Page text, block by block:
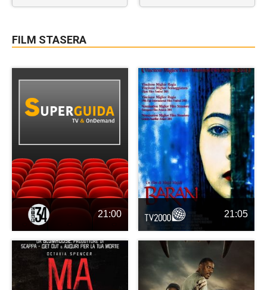
FILM STASERA
21:00 21:05